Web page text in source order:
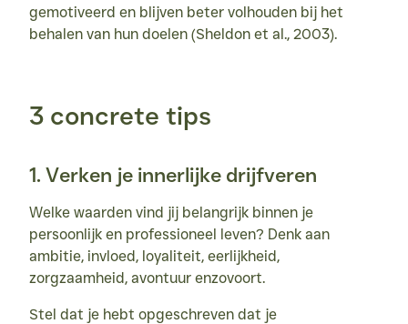
gemotiveerd en blijven beter volhouden bij het
behalen van hun doelen (Sheldon et al., 2003).
3 concrete tips
1. Verken je innerlijke drijfveren
Welke waarden vind jij belangrijk binnen je
persoonlijk en professioneel leven? Denk aan
ambitie, invloed, loyaliteit, eerlijkheid,
zorgzaamheid, avontuur enzovoort.
Stel dat je hebt opgeschreven dat je